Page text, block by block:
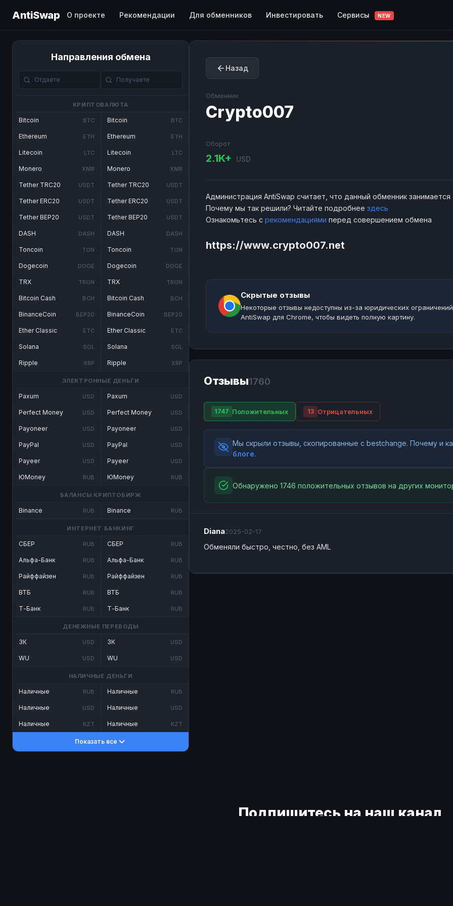
AntiSwap О проекте Рекомендации Для обменников Инвестировать Сервисы NEW
Направления обмена
КРИПТОВАЛЮТА
Bitcoin BTC
Ethereum ETH
Litecoin LTC
Monero XMR
Tether TRC20 USDT
Tether ERC20 USDT
Tether BEP20 USDT
DASH DASH
Toncoin TON
Dogecoin DOGE
TRX TRON
Bitcoin Cash BCH
BinanceCoin BEP20
Ether Classic ETC
Solana SOL
Ripple XRP
Bitcoin BTC
Ethereum ETH
Litecoin LTC
Monero XMR
Tether TRC20 USDT
Tether ERC20 USDT
Tether BEP20 USDT
DASH DASH
Toncoin TON
Dogecoin DOGE
TRX TRON
Bitcoin Cash BCH
BinanceCoin BEP20
Ether Classic ETC
Solana SOL
Ripple XRP
ЭЛЕКТРОННЫЕ ДЕНЬГИ
Paxum USD
Perfect Money USD
Payoneer USD
PayPal USD
Payeer USD
ЮMoney RUB
Paxum USD
Perfect Money USD
Payoneer USD
PayPal USD
Payeer USD
ЮMoney RUB
БАЛАНСЫ КРИПТОБИРЖ
Binance RUB Binance RUB
ИНТЕРНЕТ БАНКИНГ
СБЕР RUB
Альфа-Банк RUB
Райффайзен RUB
ВТБ RUB
Т-Банк RUB
СБЕР RUB
Альфа-Банк RUB
Райффайзен RUB
ВТБ RUB
Т-Банк RUB
ДЕНЕЖНЫЕ ПЕРЕВОДЫ
ЗК USD
WU USD
ЗК USD
WU USD
НАЛИЧНЫЕ ДЕНЬГИ
Наличные RUB
Наличные USD
Наличные KZT
Наличные RUB
Наличные USD
Наличные KZT
Показать все
Назад
Обменник
Crypto007
Оборот
2.1K+ USD
Администрация AntiSwap считает, что данный обменник
Почему мы так решили? Читайте подробнее здесь
Ознакомьтесь с рекомендациями перед совершением обмена
https://www.crypto007.net
Скрытые отзывы
Некоторые отзывы недоступны из-за юридических
AntiSwap для Chrome, чтобы видеть полную картину.
Отзывы1760
1747 Положительных 13 Отрицательных
Мы скрыли отзывы, скопированные с bestchange. Почему и
блоге.
Обнаружено 1746 положительных отзывов на других
Diana2025-02-17
Обменяли быстро, честно, без AML
Подпишитесь на наш канал